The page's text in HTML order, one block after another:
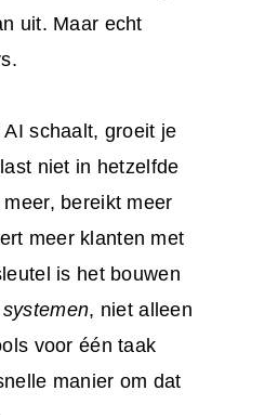
uit. Maar echt
schaalt, groeit je
niet in hetzelfde
bereikt meer
meer klanten met
is het bouwen
systemen, niet alleen
voor één taak
manier om dat